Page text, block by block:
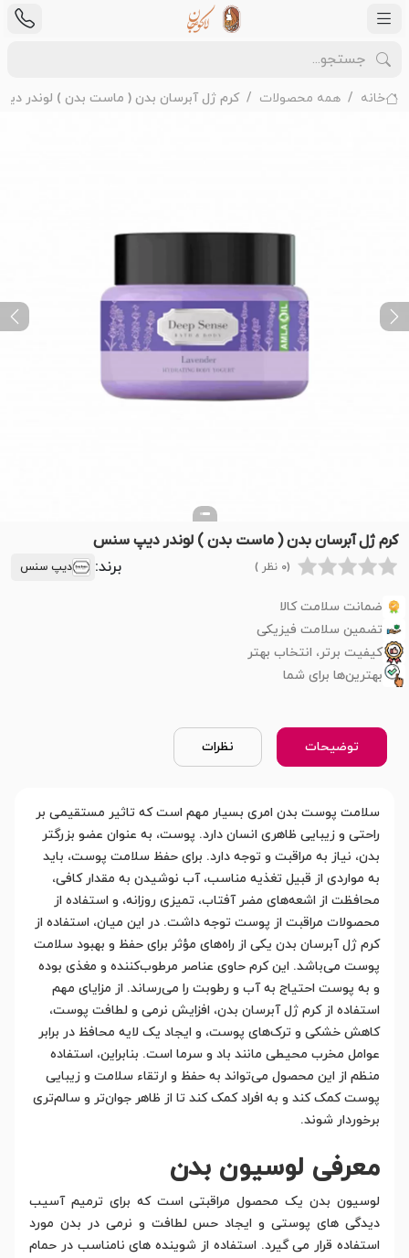
خانه همه محصولات کرم ژل آبرسان بدن ( ماست بدن ) لوندر
Previous
کرم ژل آبرسان بدن ( ماست بدن ) لوندر دیپ سنس
(0 نظر ) برند: دیپ سنس
ضمانت سلامت کالا
تضمین سلامت فیزیکی
کیفیت برتر، انتخاب بهتر
بهترین‌ها برای شما
توضیحات نظرات
سلامت پوست بدن امری بسیار مهم است که تاثیر مستقیمی بر
راحتی و زیبایی ظاهری انسان دارد. پوست، به عنوان عضو بزرگتر
بدن، نیاز به مراقبت و توجه دارد. برای حفظ سلامت پوست، باید
به مواردی از قبیل تغذیه مناسب، آب نوشیدن به مقدار کافی،
محافظت از اشعه‌های مضر آفتاب، تمیزی روزانه، و استفاده از
محصولات مراقبت از پوست توجه داشت. در این میان، استفاده از
کرم ژل آبرسان بدن یکی از راه‌های مؤثر برای حفظ و بهبود سلامت
پوست می‌باشد. این کرم حاوی عناصر مرطوب‌کننده و مغذی بوده
و به پوست احتیاج به آب و رطوبت را می‌رساند. از مزایای مهم
استفاده از کرم ژل آبرسان بدن، افزایش نرمی و لطافت پوست،
کاهش خشکی و ترک‌های پوست، و ایجاد یک لایه محافظ در برابر
عوامل مخرب محیطی مانند باد و سرما است. بنابراین، استفاده
منظم از این محصول می‌تواند به حفظ و ارتقاء سلامت و زیبایی
پوست کمک کند و به افراد کمک کند تا از ظاهر جوان‌تر و سالم‌تری
برخوردار شوند.
معرفی لوسیون بدن
لوسیون بدن یک محصول مراقبتی است که برای ترمیم آسیب
دیدگی های پوستی و ایجاد حس لطافت و نرمی در بدن مورد
استفاده قرار می گیرد. استفاده از شوینده های نامناسب در حمام